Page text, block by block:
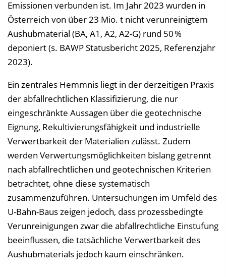
Emissionen verbunden ist. Im Jahr 2023 wurden in
Österreich von über 23 Mio. t nicht verunreinigtem
Aushubmaterial (BA, A1, A2, A2-G) rund 50 %
deponiert (s. BAWP Statusbericht 2025, Referenzjahr
2023).
Ein zentrales Hemmnis liegt in der derzeitigen Praxis
der abfallrechtlichen Klassifizierung, die nur
eingeschränkte Aussagen über die geotechnische
Eignung, Rekultivierungsfähigkeit und industrielle
Verwertbarkeit der Materialien zulässt. Zudem
werden Verwertungsmöglichkeiten bislang getrennt
nach abfallrechtlichen und geotechnischen Kriterien
betrachtet, ohne diese systematisch
zusammenzuführen. Untersuchungen im Umfeld des
U-Bahn-Baus zeigen jedoch, dass prozessbedingte
Verunreinigungen zwar die abfallrechtliche Einstufung
beeinflussen, die tatsächliche Verwertbarkeit des
Aushubmaterials jedoch kaum einschränken.